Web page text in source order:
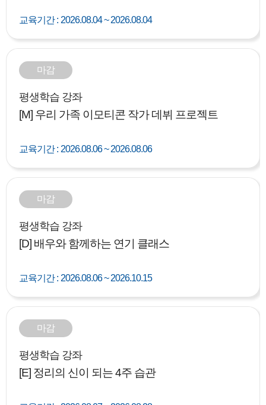
교육기간 : 2026.08.04 ~ 2026.08.04
마감
평생학습 강좌
[M] 우리 가족 이모티콘 작가 데뷔 프로젝트
교육기간 : 2026.08.06 ~ 2026.08.06
마감
평생학습 강좌
[D] 배우와 함께하는 연기 클래스
교육기간 : 2026.08.06 ~ 2026.10.15
마감
평생학습 강좌
[E] 정리의 신이 되는 4주 습관